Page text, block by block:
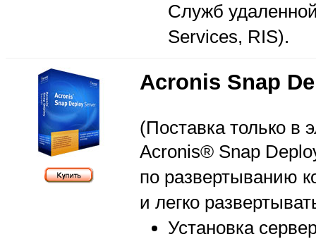
Служб
Services, RIS).
Acronis Snap
(Поставка только в
Acronis® Snap
по развертыванию
и легко
Установка